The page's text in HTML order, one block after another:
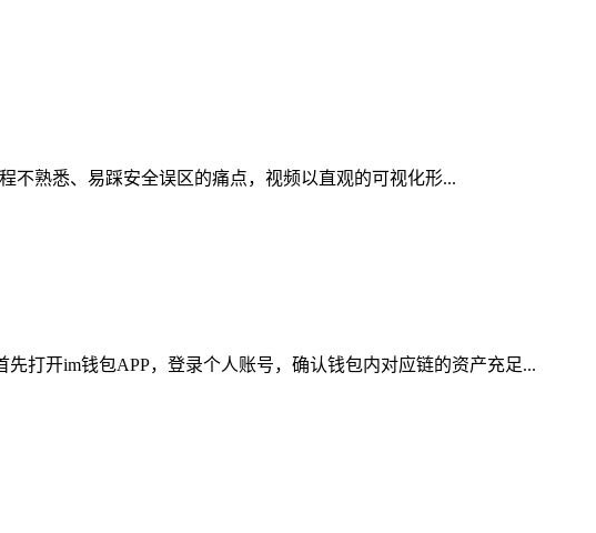
不熟悉、易踩安全误区的痛点，视频以直观的可视化形...
打开im钱包APP，登录个人账号，确认钱包内对应链的资产充足...